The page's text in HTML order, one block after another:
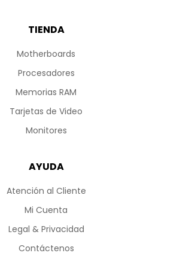
TIENDA
Motherboards
Procesadores
Memorias RAM
Tarjetas de Video
Monitores
AYUDA
Atención al Cliente
Mi Cuenta
Legal & Privacidad
Contáctenos